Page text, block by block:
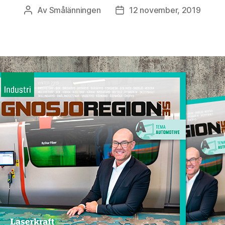
Inläggsförfattare
Av Smålänningen Inläggsdatum
12 november, 2019